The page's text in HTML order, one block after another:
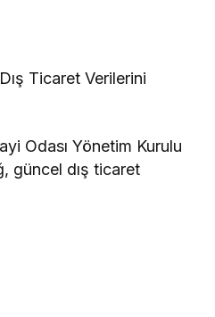
Ticaret Verilerini
Odası Yönetim Kurulu
güncel dış ticaret